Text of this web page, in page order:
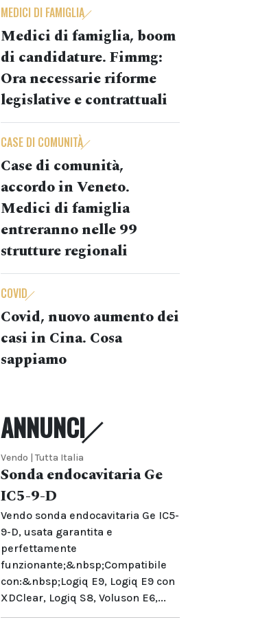
MEDICI DI FAMIGLIA
Medici di famiglia, boom
di candidature. Fimmg:
Ora necessarie riforme
legislative e contrattuali
CASE DI COMUNITÀ
Case di comunità,
accordo in Veneto.
Medici di famiglia
entreranno nelle 99
strutture regionali
COVID
Covid, nuovo aumento dei
casi in Cina. Cosa
sappiamo
ANNUNCI
Vendo | Tutta Italia
Sonda endocavitaria Ge
IC5-9-D
Vendo sonda endocavitaria Ge IC5-
9-D, usata garantita e
perfettamente
funzionante;&nbsp;Compatibile
con:&nbsp;Logiq E9, Logiq E9 con
XDClear, Logiq S8, Voluson E6,...